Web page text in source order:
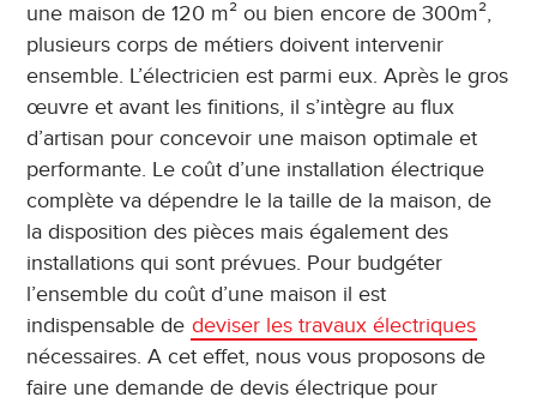
une maison de 120 m² ou bien encore de 300m²,
plusieurs corps de métiers doivent intervenir
ensemble. L’électricien est parmi eux. Après le gros
œuvre et avant les finitions, il s’intègre au flux
d’artisan pour concevoir une maison optimale et
performante. Le coût d’une installation électrique
complète va dépendre le la taille de la maison, de
la disposition des pièces mais également des
installations qui sont prévues. Pour budgéter
l’ensemble du coût d’une maison il est
indispensable de deviser les travaux électriques
nécessaires. A cet effet, nous vous proposons de
faire une demande de devis électrique pour